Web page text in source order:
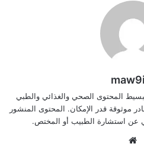
المحتوى الصحي والغذائي والطبي
موثوقة قدر الإمكان. المحتوى المنشور
عن استشارة الطبيب أو المختص.